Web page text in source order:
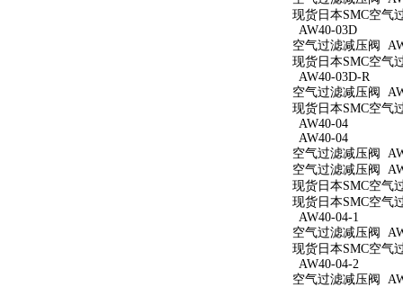
现货日本SMC空气
AW40-03D
空气过滤减压阀
现货日本SMC空气
AW40-03D-R
空气过滤减压阀
现货日本SMC空气
AW40-04
AW40-04
空气过滤减压阀
空气过滤减压阀
现货日本SMC空气
现货日本SMC空气
AW40-04-1
空气过滤减压阀
现货日本SMC空气
AW40-04-2
空气过滤减压阀